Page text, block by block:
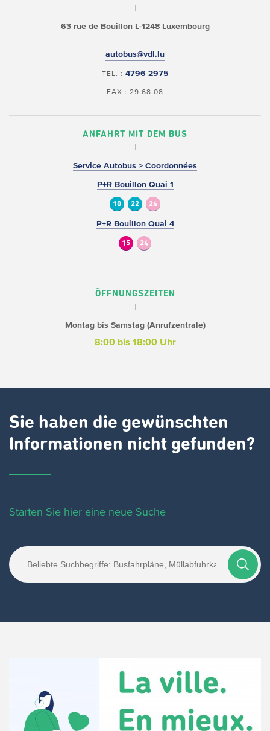
63 rue de BouillonL-1248 Luxembourg
autobus@vdl.lu
TEL. : 4796 2975
FAX : 29 68 08
ANFAHRT MIT DEM BUS
Service Autobus > Coordonnées
P+R Bouillon Quai 1
10 22 24
P+R Bouillon Quai 4
15 24
ÖFFNUNGSZEITEN
Montag bis Samstag (Anrufzentrale)
8:00 bis 18:00 Uhr
Sie haben die gewünschten
Informationen nicht gefunden?
Starten Sie hier eine neue Suche